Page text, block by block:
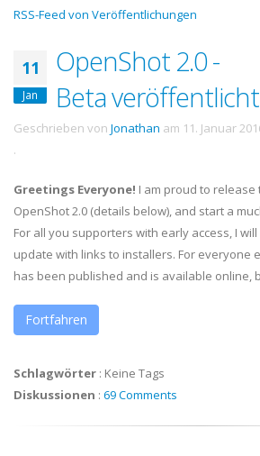
RSS-Feed von Veröffentlichungen
11
Jan
OpenShot 2.0 -
Beta
Geschrieben von Jonathan am 11. Januar
.
Greetings Everyone! I am proud to
OpenShot 2.0 (details below), and start a
For all you supporters with early access, I
update with links to installers. For everyone
has been published and is available online,
Fortfahren
Schlagwörter : Keine Tags
Diskussionen : 69 Comments